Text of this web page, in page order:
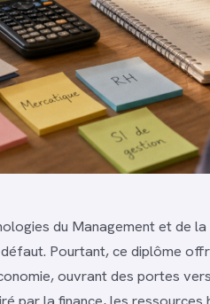
du Management et de
Pourtant, ce diplôme
ouvrant des portes